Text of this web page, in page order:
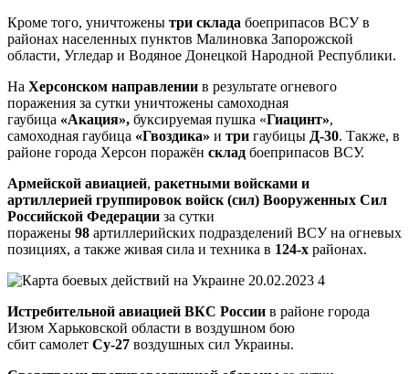
Кроме того, уничтожены три склада боеприпасов ВСУ в
районах населенных пунктов Малиновка Запорожской
области, Угледар и Водяное Донецкой Народной Республики.
На Херсонском направлении в результате огневого
поражения за сутки уничтожены самоходная
гаубица «Акация», буксируемая пушка «Гиацинт»,
самоходная гаубица «Гвоздика» и три гаубицы Д-30. Также, в
районе города Херсон поражён склад боеприпасов ВСУ.
Армейской авиацией, ракетными войсками и
артиллерией группировок войск (сил) Вооруженных Сил
Российской Федерации за сутки
поражены 98 артиллерийских подразделений ВСУ на огневых
позициях, а также живая сила и техника в 124-х районах.
Истребительной авиацией ВКС России в районе города
Изюм Харьковской области в воздушном бою
сбит самолет Су-27 воздушных сил Украины.